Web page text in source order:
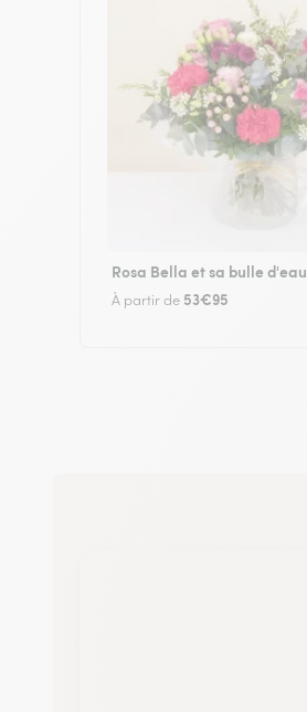
Rosa Bella et sa bulle d'eau
À partir de 53€95